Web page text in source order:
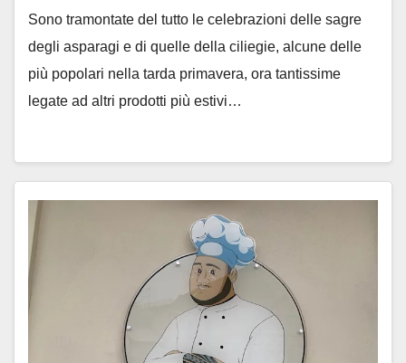
Sono tramontate del tutto le celebrazioni delle sagre
degli asparagi e di quelle della ciliegie, alcune delle
più popolari nella tarda primavera, ora tantissime
legate ad altri prodotti più estivi…